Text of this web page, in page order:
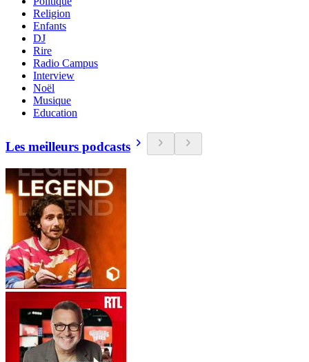
Religion
Enfants
DJ
Rire
Radio Campus
Interview
Noël
Musique
Education
Les meilleurs podcasts